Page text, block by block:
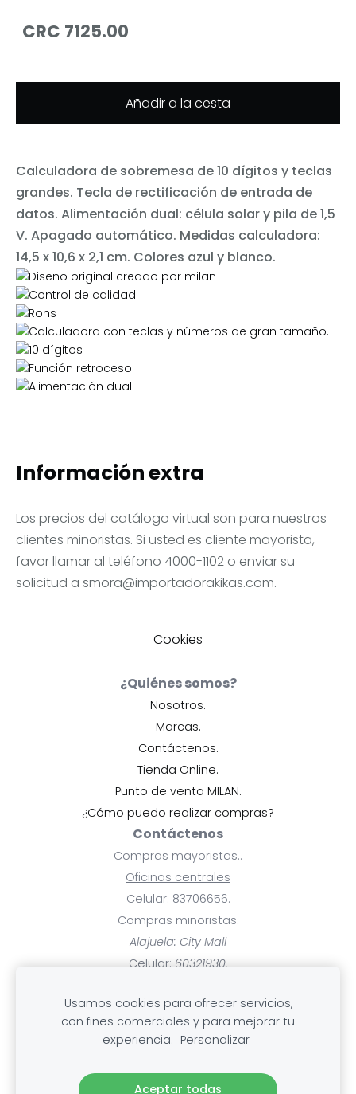
Información extra
Los precios del catálogo virtual son para nuestros
clientes minoristas. Si usted es cliente mayorista,
favor llamar al teléfono 4000-1102 o enviar su
solicitud a smora@importadorakikas.com.
CRC 7125.00
Añadir a la cesta
Calculadora de sobremesa de 10 dígitos y teclas
grandes. Tecla de rectificación de entrada de
datos. Alimentación dual: célula solar y pila de 1,5
V. Apagado automático. Medidas calculadora:
14,5 x 10,6 x 2,1 cm. Colores azul y blanco.
Cookies
¿Quiénes somos?
Nosotros.
Marcas.
Contáctenos.
Tienda Online.
Punto de venta MILAN.
¿Cómo puedo realizar compras?
Contáctenos
Compras mayoristas..
Oficinas centrales
Celular: 83706656.
Compras minoristas.
Alajuela: City Mall
Celular: 60321930.
Pagos y facturas.
Mis compras.
Cambios, devoluciones y rembolsos
.Envío
Usamos cookies para ofrecer servicios,
con fines comerciales y para mejorar tu
experiencia. Personalizar
Aceptar todas